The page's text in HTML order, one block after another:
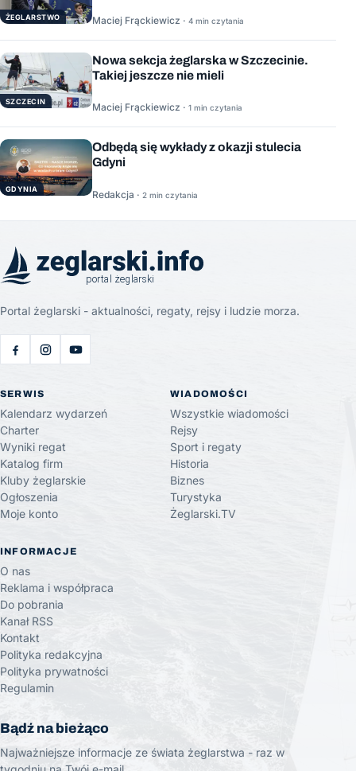
ŻEGLARSTWO Maciej Frąckiewicz · 4 min czytania
SZCZECIN
Nowa sekcja żeglarska w Szczecinie.
Takiej jeszcze nie mieli
Maciej Frąckiewicz · 1 min czytania
GDYNIA
Odbędą się wykłady z okazji stulecia
Gdyni
Redakcja · 2 min czytania
Portal żeglarski - aktualności, regaty, rejsy i ludzie morza.
SERWIS
Kalendarz wydarzeń
Charter
Wyniki regat
Katalog firm
Kluby żeglarskie
Ogłoszenia
Moje konto
WIADOMOŚCI
Wszystkie wiadomości
Rejsy
Sport i regaty
Historia
Biznes
Turystyka
Żeglarski.TV
INFORMACJE
O nas
Reklama i współpraca
Do pobrania
Kanał RSS
Kontakt
Polityka redakcyjna
Polityka prywatności
Regulamin
Bądź na bieżąco
Najważniejsze informacje ze świata żeglarstwa - raz w